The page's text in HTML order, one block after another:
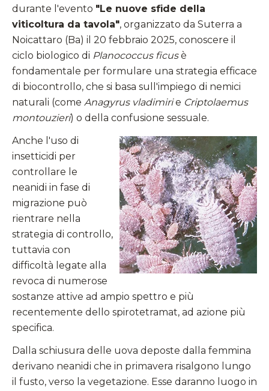
durante l'evento "Le nuove sfide della
viticoltura da tavola", organizzato da Suterra a
Noicattaro (Ba) il 20 febbraio 2025, conoscere il
ciclo biologico di Planococcus ficusè
fondamentale per formulare una strategia efficace
di biocontrollo, che si basa sull'impiego di nemici
naturali (come Anagyrus vladimirie Criptolaemus
montouzieri) o della confusione sessuale.
Anche l'uso di
insetticidi per
controllare le
neanidi in fase di
migrazione può
rientrare nella
strategia di controllo,
tuttavia con
difficoltà legate alla
revoca di numerose
sostanze attive ad ampio spettro e più
recentemente dello spirotetramat, ad azione più
specifica.
Dalla schiusura delle uova deposte dalla femmina
derivano neanidi che in primavera risalgono lungo
il fusto, verso la vegetazione. Esse daranno luogo in